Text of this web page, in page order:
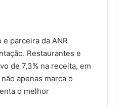
parceira da ANR
Restaurantes e
de 7,3% na receita, em
apenas marca o
o melhor